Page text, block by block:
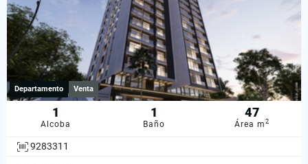
Departamento Venta
1
Alcoba
1
Baño
47
Área m2
9283311